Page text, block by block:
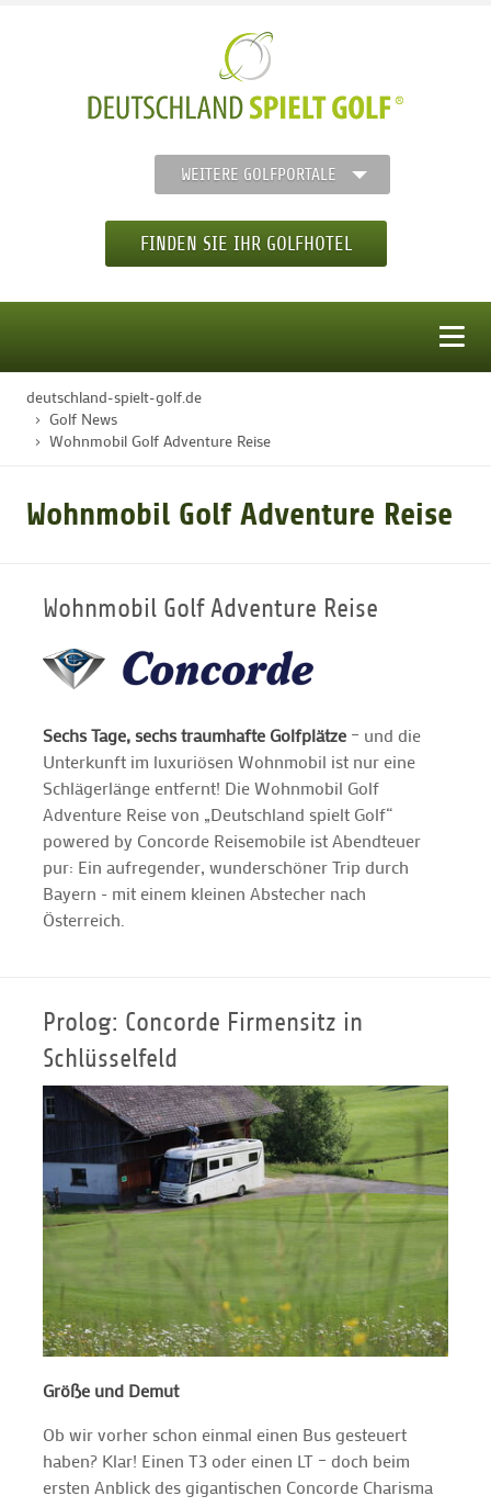
WEITERE GOLFPORTALE
FINDEN SIE IHR GOLFHOTEL
STARTSEITE
GOLF CARD
GOLF & WOMO
MALLORCA GOLFWOCHE
GOLF NEWS
deutschland-spielt-golf.de
Golf News
Wohnmobil Golf Adventure Reise
Wohnmobil Golf Adventure Reise
Wohnmobil Golf Adventure Reise
Sechs Tage, sechs traumhafte Golfplätze – und die
Unterkunft im luxuriösen Wohnmobil ist nur eine
Schlägerlänge entfernt! Die Wohnmobil Golf
Adventure Reise von „Deutschland spielt Golf“
powered by Concorde Reisemobile ist Abendteuer
pur: Ein aufregender, wunderschöner Trip durch
Bayern - mit einem kleinen Abstecher nach
Österreich.
Prolog: Concorde Firmensitz in
Schlüsselfeld
Größe und Demut
Ob wir vorher schon einmal einen Bus gesteuert
haben? Klar! Einen T3 oder einen LT – doch beim
ersten Anblick des gigantischen Concorde Charisma